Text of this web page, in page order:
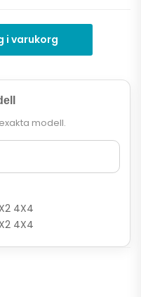
i varukorg
exakta modell.
4X4
4X4